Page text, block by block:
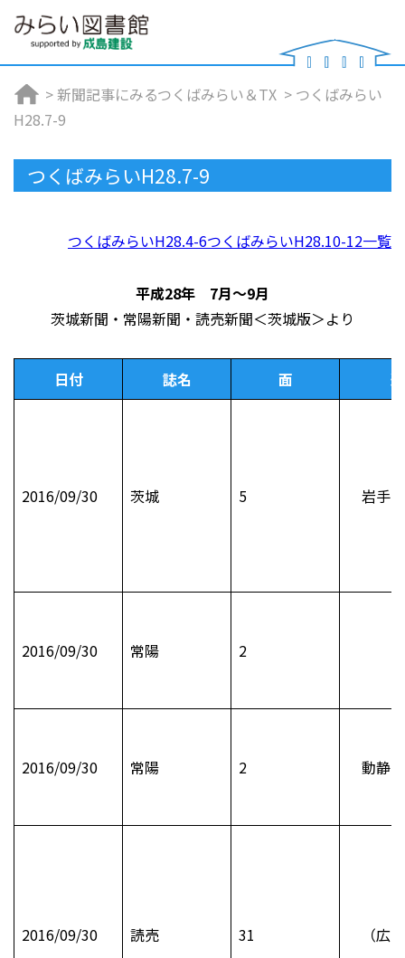
> 新聞記事にみるつくばみらい＆TX > つくばみらい
H28.7-9
つくばみらいH28.7-9
つくばみらいH28.4-6つくばみらいH28.10-12一覧
平成28年 7月～9月
茨城新聞・常陽新聞・読売新聞＜茨城版＞より
日付 誌名 面
2016/09/30 茨城 5 岩手
2016/09/30 常陽 2
2016/09/30 常陽 2 動静
2016/09/30 読売 31 （広